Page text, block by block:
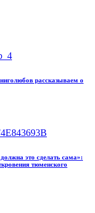
рассказываем о
это сделать сама»:
тюменского